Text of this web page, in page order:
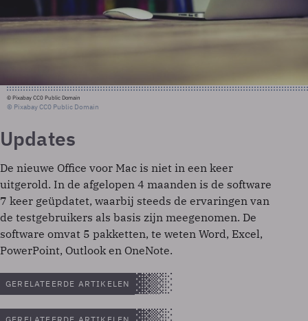
© Pixabay CC0 Public Domain
© Pixabay CC0 Public Domain
Updates
De nieuwe Office voor Mac is niet in een keer
uitgerold. In de afgelopen 4 maanden is de software
7 keer geüpdatet, waarbij steeds de ervaringen van
de testgebruikers als basis zijn meegenomen. De
software omvat 5 pakketten, te weten Word, Excel,
PowerPoint, Outlook en OneNote.
GERELATEERDE ARTIKELEN